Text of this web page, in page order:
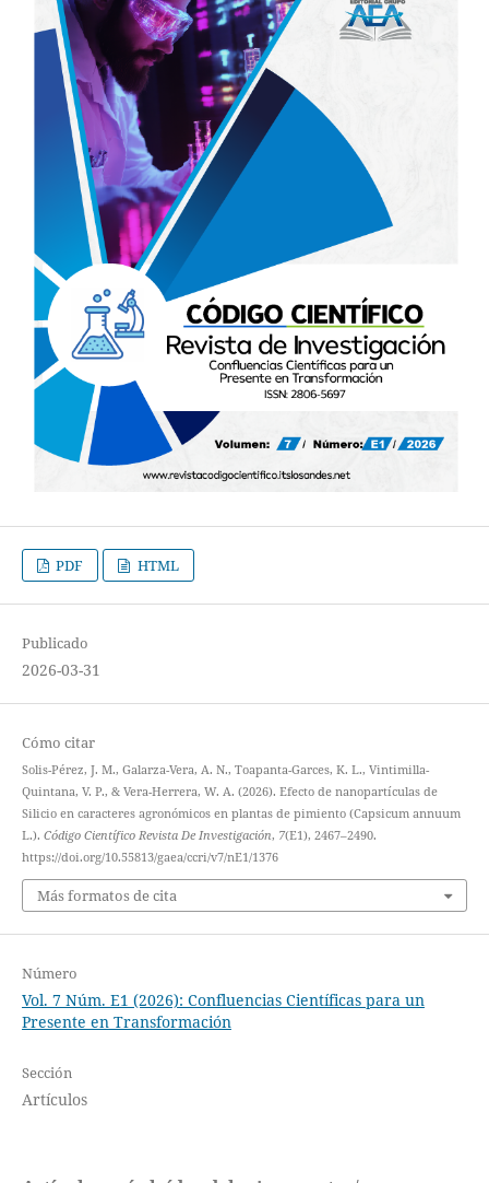
PDF HTML
Publicado
2026-03-31
Cómo citar
Solis-Pérez, J. M., Galarza-Vera, A. N., Toapanta-Garces, K. L., Vintimilla-
Quintana, V. P., & Vera-Herrera, W. A. (2026). Efecto de nanopartículas de
Silicio en caracteres agronómicos en plantas de pimiento (Capsicum annuum
L.). Código Científico Revista De Investigación, 7(E1), 2467–2490.
https://doi.org/10.55813/gaea/ccri/v7/nE1/1376
Más formatos de cita
Número
Vol. 7 Núm. E1 (2026): Confluencias Científicas para un
Presente en Transformación
Sección
Artículos